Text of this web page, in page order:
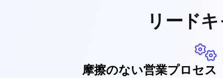
リード
摩擦のない営業プロセス